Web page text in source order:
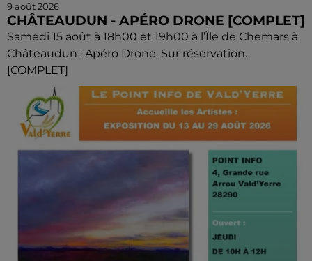
9 août 2026
CHÂTEAUDUN - APÉRO DRONE [COMPLET]
Samedi 15 août à 18h00 et 19h00 à l’Île de Chemars à
Châteaudun : Apéro Drone. Sur réservation.
[COMPLET]